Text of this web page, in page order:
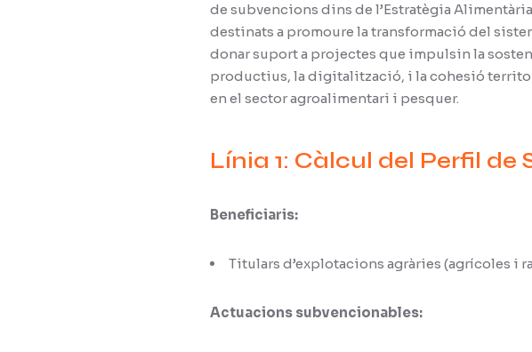
de subvencions dins de l’Estratègia
destinats a promoure la transformació del
donar suport a projectes que impulsin la
productius, la digitalització, i la cohesió
en el sector agroalimentari i pesquer.
Línia 1: Càlcul del Perfil
Beneficiaris:
Titulars d’explotacions agràries (agrícoles i
Actuacions subvencionables: